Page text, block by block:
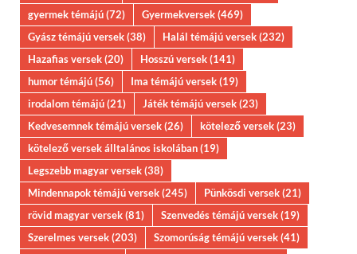
gyermek témájú(72) Gyermekversek(469)
Gyász témájú versek(38) Halál témájú versek(232)
Hazafias versek(20) Hosszú versek(141)
humor témájú(56) Ima témájú versek(19)
irodalom témájú(21) Játék témájú versek(23)
Kedvesemnek témájú versek(26) kötelező versek(23)
kötelező versek álltalános iskolában(19)
Legszebb magyar versek(38)
Mindennapok témájú versek(245) Pünkösdi versek(21)
rövid magyar versek(81) Szenvedés témájú versek(19)
Szerelmes versek(203) Szomorúság témájú versek(41)